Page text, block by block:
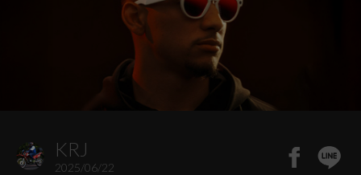
KRJ
2025/06/22